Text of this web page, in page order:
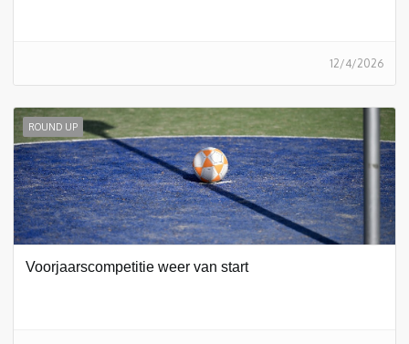
12/4/2026
ROUND UP
Voorjaarscompetitie weer van start